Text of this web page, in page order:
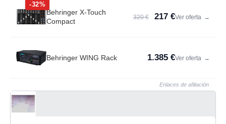
-32%
Behringer X-Touch
Compact
320 € 217 €Ver oferta →
Behringer WING Rack 1.385 €Ver oferta →
Enlaces de afiliación